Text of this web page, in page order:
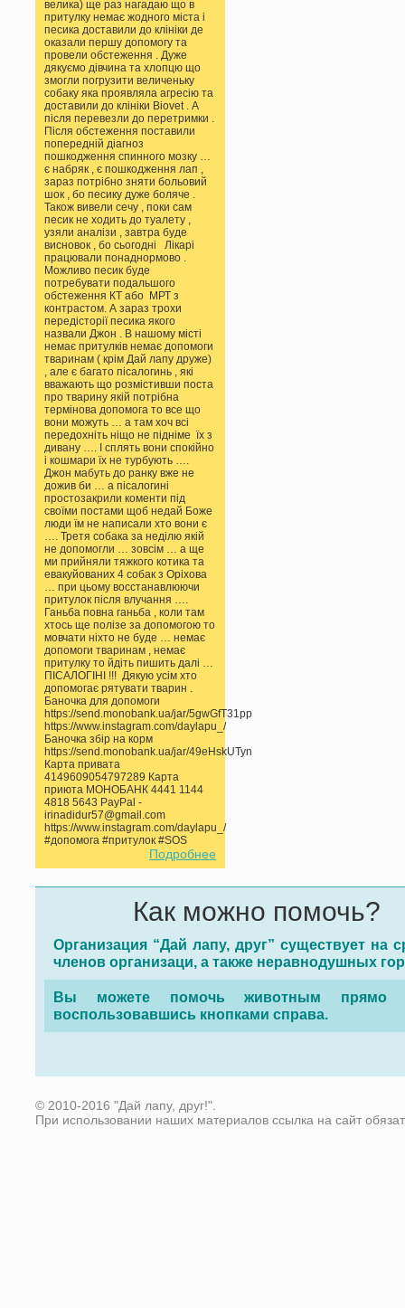
велика) ще раз нагадаю що в
притулку немає жодного міста і
песика доставили до клініки де
оказали першу допомогу та
провели обстеження . Дуже
дякуємо дівчина та хлопцю що
змогли погрузити величеньку
собаку яка проявляла агресію та
доставили до клініки Biovet . А
після перевезли до перетримки .
Після обстеження поставили
попередній діагноз
пошкодження спинного мозку …
є набряк , є пошкодження лап ,
зараз потрібно зняти больовий
шок , бо песику дуже боляче .
Також вивели сечу , поки сам
песик не ходить до туалету ,
узяли аналізи , завтра буде
висновок , бо сьогодні Лікарі
працювали понаднормово .
Можливо песик буде
потребувати подальшого
обстеження КТ або МРТ з
контрастом. А зараз трохи
передісторії песика якого
назвали Джон . В нашому місті
немає притулків немає допомоги
тваринам ( крім Дай лапу друже)
, але є багато пісалогинь , які
вважають що розмістивши поста
про тварину якій потрібна
термінова допомога то все що
вони можуть … а там хоч всі
передохніть ніщо не підніме їх з
дивану …. І сплять вони спокійно
і кошмари їх не турбують ….
Джон мабуть до ранку вже не
дожив би … а пісалогині
простозакрили коменти під
своїми постами щоб недай Боже
люди їм не написали хто вони є
…. Третя собака за неділю якій
не допомогли … зовсім … а ще
ми прийняли тяжкого котика та
евакуйованих 4 собак з Оріхова
… при цьому восстанавлюючи
притулок після влучання ….
Ганьба повна ганьба , коли там
хтось ще полізе за допомогою то
мовчати ніхто не буде … немає
допомоги тваринам , немає
притулку то йдіть пишить далі …
ПІСАЛОГІНІ !!! Дякую усім хто
допомогає рятувати тварин .
Баночка для допомоги
https://send.monobank.ua/jar/5gwGfT31pp
https://www.instagram.com/daylapu_/
Баночка збір на корм
https://send.monobank.ua/jar/49eHskUTyn
Карта привата
4149609054797289 Карта
приюта МОНОБАНК 4441 1144
4818 5643 PayPal -
irinadidur57@gmail.com
https://www.instagram.com/daylapu_/
#допомога #притулок #SOS
Подробнее
Как можно помочь?
Организация “Дай лапу, друг” существует на
членов организаци, а также неравнодушных
Вы можете помочь животным прямо
воспользовавшись кнопками справа.
© 2010-2016 "Дай лапу, друг!".
При использовании наших материалов ссылка на сайт